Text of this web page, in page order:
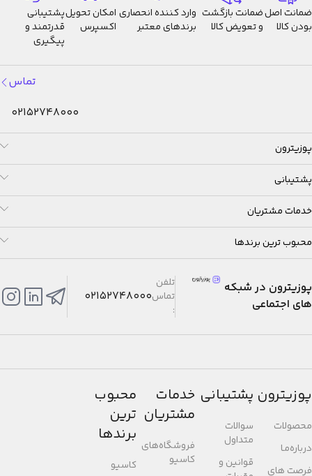
ضمانت اصل
بودن کالا
ضمانت بازگشت
و تعویض کالا
وارد کننده انحصاری
برندهای معتبر
امکان تحویل
اکسپرس
پشتیبانی
قدرتمند و
پیگیری
تماس
02152748000
پوزیترون
پشتیبانی
خدمات مشتریان
محبوب ترین برندها
پوزیترون در شبکه
های اجتماعی
تلفن
تماس
:
02152748000
پوزیترون
محصولات
درباره‌مـا
فرصت های
پشتیبانی
سوالات
متداول
قوانین و
خدمات
مشتریان
فروشگاه‌های
کاسیو
محبوب
ترین
برندها
کاسیو